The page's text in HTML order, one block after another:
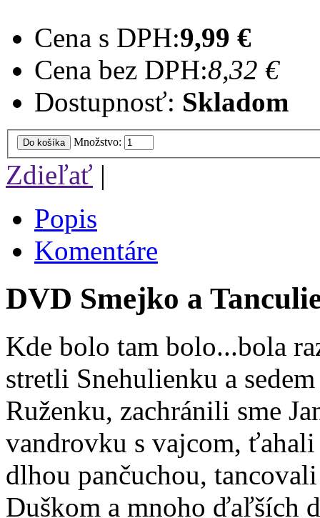
Cena s DPH:9,99 €
Cena bez DPH:8,32 €
Dostupnosť: Skladom
Do košíka Množstvo:
Zdieľať |
Popis
Komentáre
DVD Smejko a
Kde bolo tam bolo...bola
stretli Snehulienku a
Ruženku, zachránili sme
vandrovku s vajcom,
dlhou pančuchou,
Duškom a mnoho ďaľších